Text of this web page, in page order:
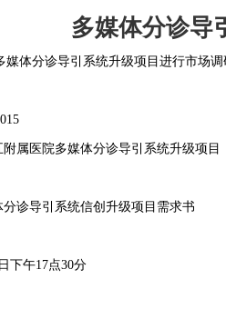
多媒体分诊导
体分诊导引系统升级项目进行市场
属医院多媒体分诊导引系统升级项目
分诊导引系统信创升级项目需求书
下午17点30分